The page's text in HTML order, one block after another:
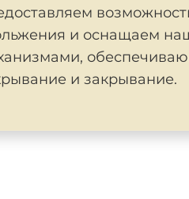
и оснащаем
и закрывание.